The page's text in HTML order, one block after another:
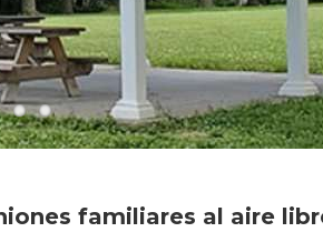
familiares al aire